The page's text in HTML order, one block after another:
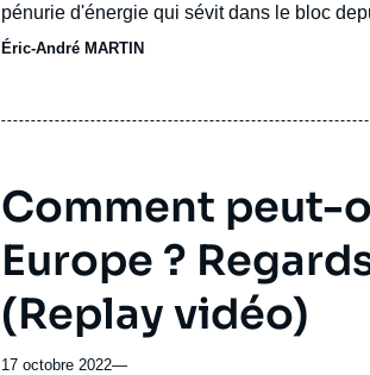
pénurie d'énergie qui sévit dans le bloc
Éric-André MARTIN
Comment peut-
Europe ?
(Replay vidéo)
17 octobre 2022—